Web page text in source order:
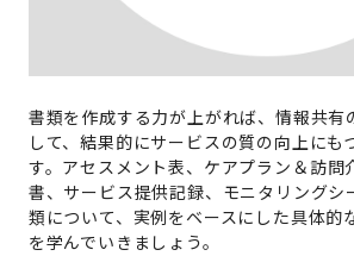
書類を作成する力が上がれば、情報共有
して、結果的にサービスの質の向上にも
す。アセスメント表、ケアプラン ＆ 訪問
書、サービス提供記録、モニタリングシ
類について、実例をベースにした具体的
を学んでいきましょう。